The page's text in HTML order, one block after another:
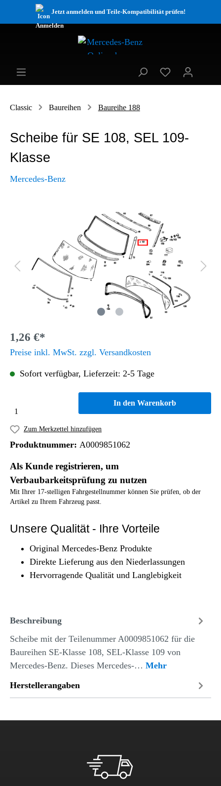
Jetzt anmelden und Teile-Kompatibilität prüfen!
Classic Baureihen Baureihe 188
Scheibe für SE 108, SEL 109-
Klasse
Mercedes-Benz
1,26 €*
Preise inkl. MwSt. zzgl. Versandkosten
Sofort verfügbar, Lieferzeit: 2-5 Tage
In den Warenkorb
Zum Merkzettel hinzufügen
Produktnummer: A0009851062
Als Kunde registrieren, um
Verbaubarkeitsprüfung zu nutzen
Mit Ihrer 17-stelligen Fahrgestellnummer können Sie prüfen, ob der
Artikel zu Ihrem Fahrzeug passt.
Unsere Qualität - Ihre Vorteile
Original Mercedes-Benz Produkte
Direkte Lieferung aus den Niederlassungen
Hervorragende Qualität und Langlebigkeit
Beschreibung
Scheibe mit der Teilenummer A0009851062 für die
Baureihen SE-Klasse 108, SEL-Klasse 109 von
Mercedes-Benz. Dieses Mercedes-… Mehr
Herstellerangaben